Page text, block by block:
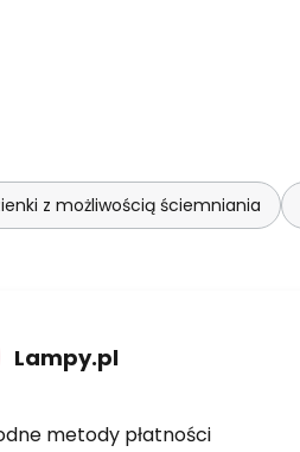
z możliwością ściemniania
Lampy.pl
metody płatności